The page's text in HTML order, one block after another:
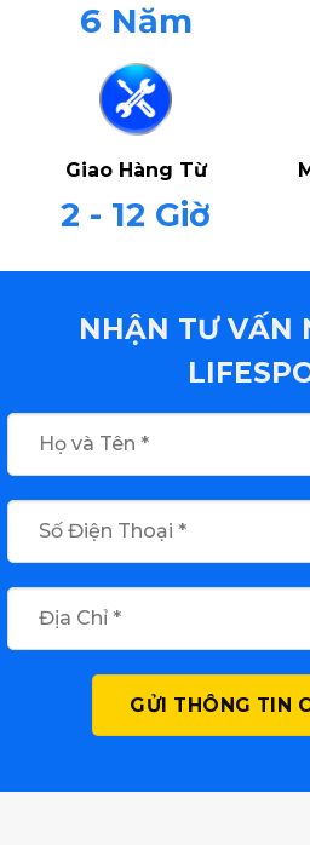
6 Năm
Giao Hàng Từ
2 - 12 Giờ
NHẬN TƯ VẤN